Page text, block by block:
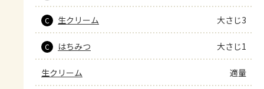
C 生クリーム 大さじ3
C はちみつ 大さじ1
生クリーム 適量